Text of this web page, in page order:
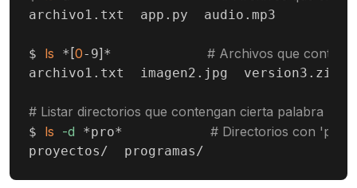
archivo1.txt  app.py  audio.mp3
$ ls * [0-9]* # Archivos que
archivo1.txt  imagen2.jpg  version3.zip
# Listar directorios que contengan cierta palabra
$ ls -d *pro* # Directorios con 'pro'
proyectos/  programas/